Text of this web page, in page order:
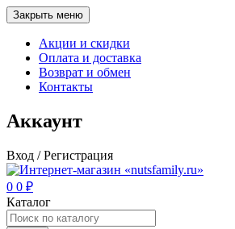
Закрыть меню
Акции и скидки
Оплата и доставка
Возврат и обмен
Контакты
Аккаунт
Вход / Регистрация
0 0 ₽
Каталог